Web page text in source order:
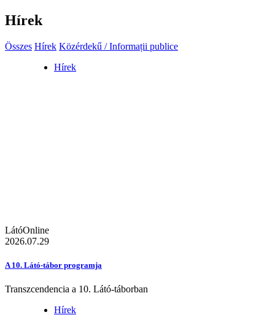
Hírek
Összes Hírek Közérdekű / Informații publice
Hírek
LátóOnline
2026.07.29
A 10. Látó-tábor programja
Transzcendencia a 10. Látó-táborban
Hírek